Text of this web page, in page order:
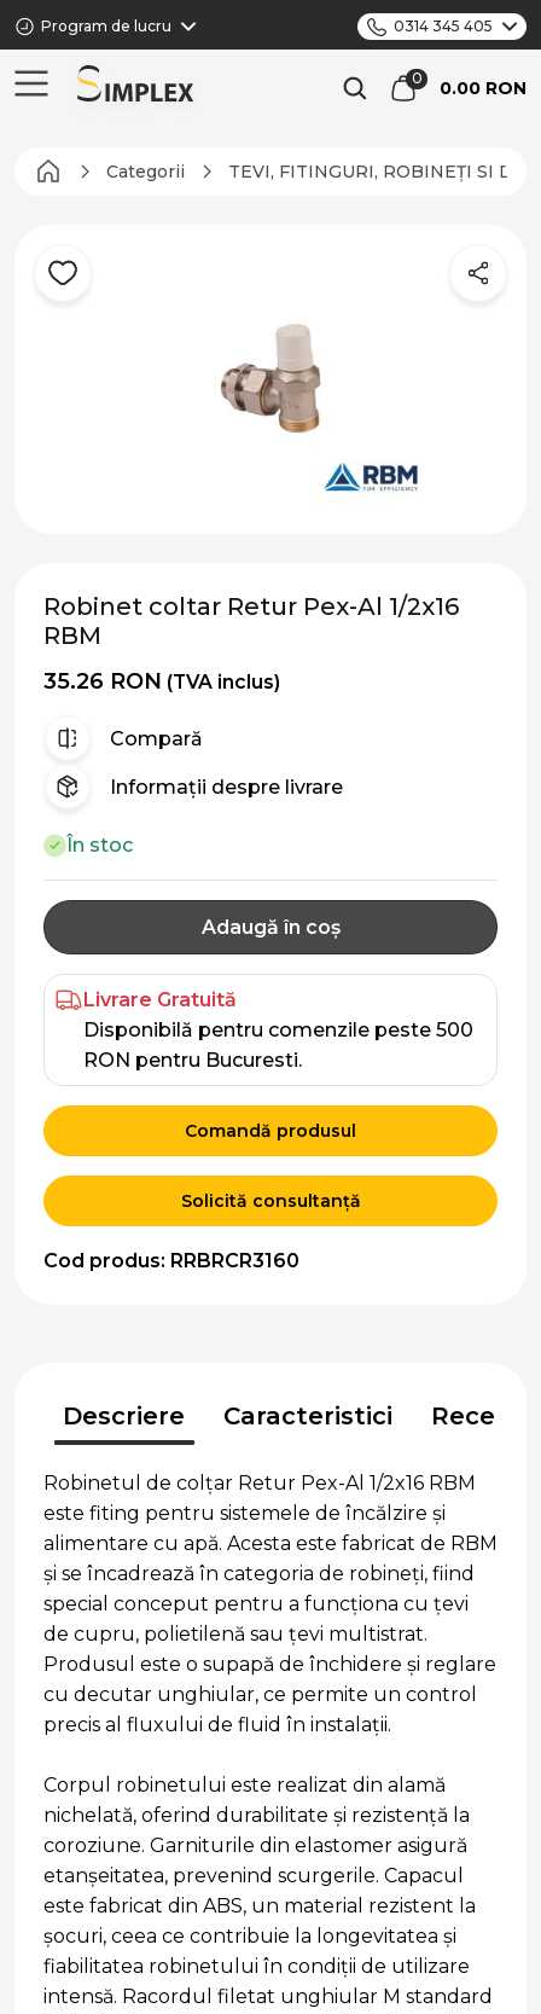
Program de lucru 0314 345 405
0.00 RON
Categorii TEVI, FITINGURI, ROBINEȚI SI
Robinet coltar Retur Pex-Al 1/2x16
RBM
35.26 RON (TVA inclus)
Compară
Informații despre livrare
În stoc
Adaugă în coș
Livrare Gratuită
Disponibilă pentru comenzile peste 500
RON pentru Bucuresti.
Comandă produsul
Solicită consultanță
Cod produs: RRBRCR3160
Descriere Caracteristici
Robinetul de colțar Retur Pex-Al 1/2x16 RBM
este fiting pentru sistemele de încălzire și
alimentare cu apă. Acesta este fabricat de RBM
și se încadrează în categoria de robineți, fiind
special conceput pentru a funcționa cu țevi
de cupru, polietilenă sau țevi multistrat.
Produsul este o supapă de închidere și reglare
cu decutar unghiular, ce permite un control
precis al fluxului de fluid în instalații.
Corpul robinetului este realizat din alamă
nichelată, oferind durabilitate și rezistență la
coroziune. Garniturile din elastomer asigură
etanșeitatea, prevenind scurgerile. Capacul
este fabricat din ABS, un material rezistent la
șocuri, ceea ce contribuie la longevitatea și
fiabilitatea robinetului în condiții de utilizare
intensă. Racordul filetat unghiular M standard